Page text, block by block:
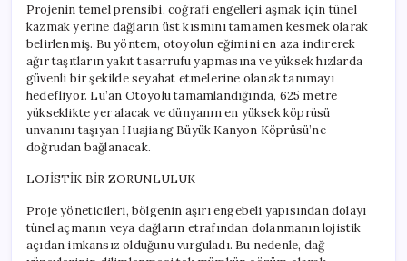
Projenin temel prensibi, coğrafi engelleri aşmak için tünel
kazmak yerine dağların üst kısmını tamamen kesmek olarak
belirlenmiş. Bu yöntem, otoyolun eğimini en aza indirerek
ağır taşıtların yakıt tasarrufu yapmasına ve yüksek hızlarda
güvenli bir şekilde seyahat etmelerine olanak tanımayı
hedefliyor. Lu’an Otoyolu tamamlandığında, 625 metre
yükseklikte yer alacak ve dünyanın en yüksek köprüsü
unvanını taşıyan Huajiang Büyük Kanyon Köprüsü’ne
doğrudan bağlanacak.
LOJİSTİK BİR ZORUNLULUK
Proje yöneticileri, bölgenin aşırı engebeli yapısından dolayı
tünel açmanın veya dağların etrafından dolanmanın lojistik
açıdan imkansız olduğunu vurguladı. Bu nedenle, dağ